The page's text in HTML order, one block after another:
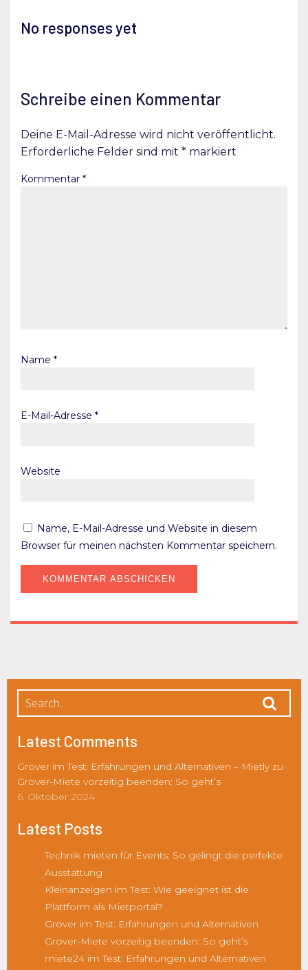
No responses yet
Schreibe einen Kommentar
Deine E-Mail-Adresse wird nicht veröffentlicht.
Erforderliche Felder sind mit * markiert
Kommentar *
Name *
E-Mail-Adresse *
Website
Name, E-Mail-Adresse und Website in diesem
Browser für meinen nächsten Kommentar speichern.
Latest Comments
Grover im Test: Erfahrungen und Alternativen – Mietlyzu
Grover-Miete vorzeitig beenden: So geht’s
6. Oktober 2024
Latest Posts
Technik mieten für Events: So gelingt die perfekte
Ausstattung
Kleinanzeigen im Test: Wie geeignet ist die
Plattform als Mietportal?
Grover im Test: Erfahrungen und Alternativen
Grover-Miete vorzeitig beenden: So geht’s
miete24 im Test: Erfahrungen und Alternativen